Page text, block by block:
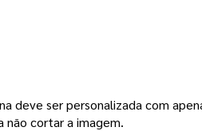
deve ser personalizada com
não cortar a imagem.